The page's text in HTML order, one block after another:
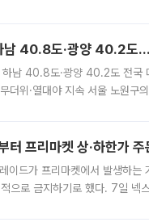
남 40.8도·광양 40.2도
남 40.8도·광양 40.2도 전국
더위·열대야 지속 서울 노원
터 프리마켓 상·하한가 주
이드가 프리마켓에서 발생하
으로 금지하기로 했다. 7일 넥